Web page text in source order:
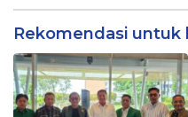
Rekomendasi untuk